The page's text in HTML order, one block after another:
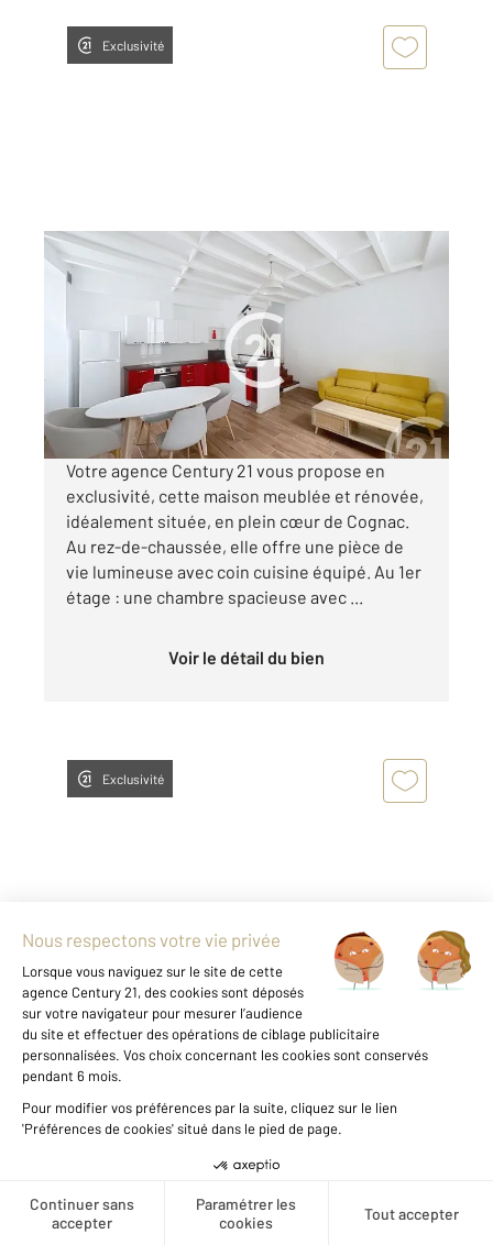
Créer une alerte
Exclusivité
COGNAC 16
81 m
, 3 pièces
Maison à vendre
138 900 €
Visiter le site dédié
Votre agence Century 21 vous propose en
exclusivité, cette maison meublée et rénovée,
idéalement située, en plein cœur de Cognac.
Au rez-de-chaussée, elle offre une pièce de
vie lumineuse avec coin cuisine équipé. Au 1er
étage : une chambre spacieuse avec ...
Voir le détail du bien
Exclusivité
COGNAC 16
104 m2, 4 pièces
Ref : 3057
Maison à vendre
175 900 €
Pavillon de plain-pied en parfait état, prêt à
habiter. Cette maison se compose d'un séjour
lumineux donnant sur une cour intérieur, d'une